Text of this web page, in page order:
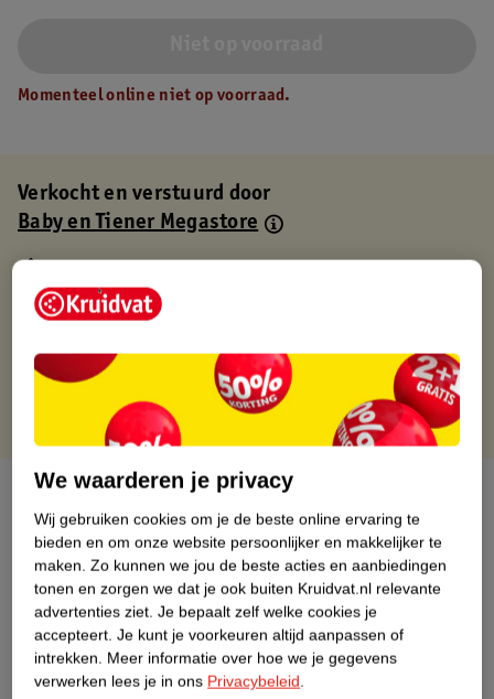
Momenteel online niet op voorraad.
Verkocht en verstuurd door
Baby en Tiener Megastore
Gratis thuisbezorgd
Gratis retourneren via verkooppartner.
Over dit product
Productinformatie
Nature Impact Score
Dit product heeft (nog) geen Nature
Impact Score.
Meer informatie
We waarderen je privacy
Wij gebruiken cookies om je de beste online ervaring te
bieden en om onze website persoonlijker en makkelijker te
maken. Zo kunnen we jou de beste acties en aanbiedingen
tonen en zorgen we dat je ook buiten Kruidvat.nl relevante
advertenties ziet. Je bepaalt zelf welke cookies je
accepteert. Je kunt je voorkeuren altijd aanpassen of
intrekken. Meer informatie over hoe we je gegevens
verwerken lees je in ons Privacybeleid.